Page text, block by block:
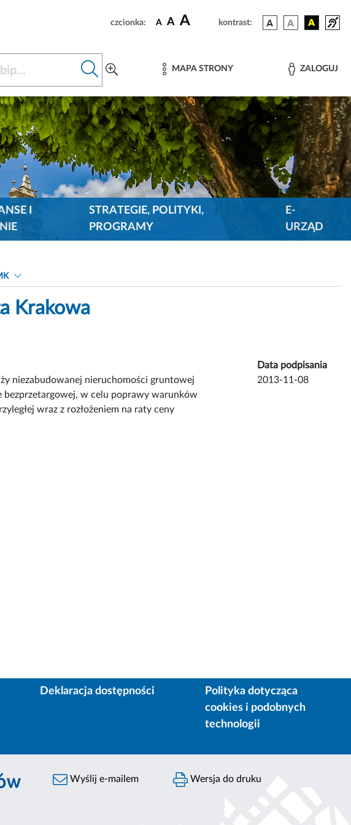
czcionka: A A A kontrast:
MAPA STRONY ZALOGUJ
I
STRATEGIE, POLITYKI,
PROGRAMY
E-
URZĄD
Krakowa
Data podpisania
niezabudowanej nieruchomości gruntowej
bezprzetargowej, w celu poprawy warunków
wraz z rozłożeniem na raty ceny
2013-11-08
Deklaracja dostępności
Polityka dotycząca
cookies i podobnych
technologii
Wyślij e-mailem Wersja do druku